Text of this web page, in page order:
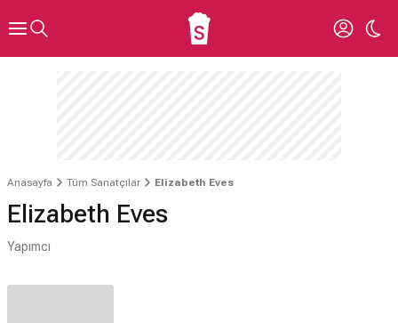
Anasayfa Tüm Sanatçılar Elizabeth Eves
Elizabeth Eves
Yapımcı